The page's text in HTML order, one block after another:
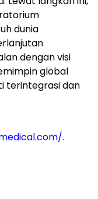
dunia
dengan visi
global
terintegrasi dan
.